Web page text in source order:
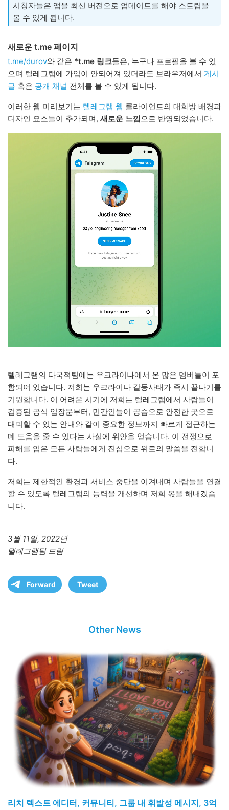
시청자들은 앱을 최신 버전으로 업데이트를 해야 스트림을
볼 수 있게 됩니다.
새로운 t.me 페이지
t.me/durov와 같은 *t.me 링크들은, 누구나 프로필을 볼 수 있
으며 텔레그램에 가입이 안되어져 있더라도 브라우저에서 게시
글 혹은 공개 채널 전체를 볼 수 있게 됩니다.
이러한 웹 미리보기는 텔레그램 웹 클라이언트의 대화방 배경과
디자인 요소들이 추가되며, 새로운 느낌으로 반영되었습니다.
텔레그램의 다국적팀에는 우크라이나에서 온 많은 멤버들이 포
함되어 있습니다. 저희는 우크라이나 갈등사태가 즉시 끝나기를
기원합니다. 이 어려운 시기에 저희는 텔레그램에서 사람들이
검증된 공식 입장문부터, 민간인들이 공습으로 안전한 곳으로
대피할 수 있는 안내와 같이 중요한 정보까지 빠르게 접근하는
데 도움을 줄 수 있다는 사실에 위안을 얻습니다. 이 전쟁으로
피해를 입은 모든 사람들에게 진심으로 위로의 말씀을 전합니
다.
저희는 제한적인 환경과 서비스 중단을 이겨내며 사람들을 연결
할 수 있도록 텔레그램의 능력을 개선하며 저희 몫을 해내겠습
니다.
3월 11일, 2022년
텔레그램팀 드림
Forward Tweet
Other News
리치 텍스트 에디터, 커뮤니티, 그룹 내 휘발성 메시지, 3억